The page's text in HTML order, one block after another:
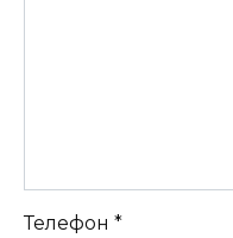
Телефон *